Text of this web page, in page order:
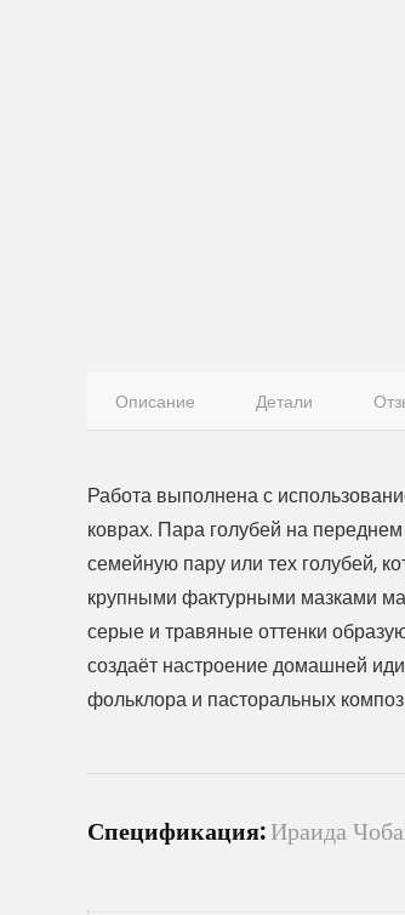
Описание Детали
Работа выполнена с
коврах. Пара голубей на
семейную пару или тех голубей,
крупными фактурными мазками
серые и травяные оттенки
создаёт настроение домашней
фольклора и пасторальных
Спецификация:Ираида